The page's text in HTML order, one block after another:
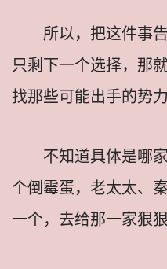
所以，把这件事
只剩下一个选择，那
找那些可能出手的势
不知道具体是哪
个倒霉蛋，老太太、
一个，去给那一家狠